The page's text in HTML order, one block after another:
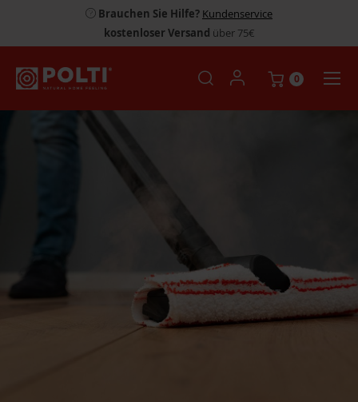
Brauchen Sie Hilfe? Kundenservice
kostenloser Versand über 75€
0